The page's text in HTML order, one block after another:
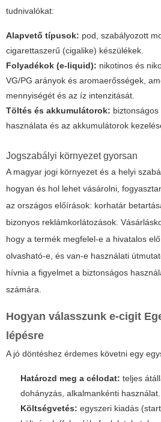
tudnivalókat:
Alapvető típusok: pod, szabályozott
cigarettaszerű (cigalike) készülékek.
Folyadékok (e-liquid): nikotinos és
VG/PG arányok és aromaerősségek,
mennyiségét és az íz intenzitását.
Töltés és akkumulátorok:
használata és az akkumulátorok
Jogszabályi környezet gyorsan
A magyar jogi környezet és a helyi
hogyan és hol lehet vásárolni,
az országos előírások: korhatár
bizonyos reklámkorlátozások.
hogy a termék megfelel-e a hivatalos
olvasható-e, és van-e használati
hívnia a figyelmet a biztonságos
számára.
Hogyan válasszunk e-cigit
lépésre
A jó döntéshez érdemes követni egy
Határozd meg a célodat: teljes
dohányzás, alkalmankénti használat.
Költségvetés: egyszeri kiadás